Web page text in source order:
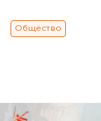
Общество